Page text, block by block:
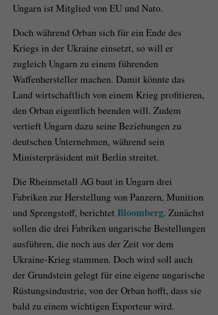
Ungarn ist Mitglied von EU und Nato.
Doch während Orban sich für ein Ende des
Kriegs in der Ukraine einsetzt, so will er
zugleich Ungarn zu einem führenden
Waffenhersteller machen. Damit könnte das
Land wirtschaftlich von einem Krieg profitieren,
den Orban eigentlich beenden will. Zudem
vertieft Ungarn dazu seine Beziehungen zu
deutschen Unternehmen, während sein
Ministerpräsident mit Berlin streitet.
Die Rheinmetall AG baut in Ungarn drei
Fabriken zur Herstellung von Panzern, Munition
und Sprengstoff, berichtet Bloomberg. Zunächst
sollen die drei Fabriken ungarische Bestellungen
ausführen, die noch aus der Zeit vor dem
Ukraine-Krieg stammen. Doch wird soll auch
der Grundstein gelegt für eine eigene ungarische
Rüstungsindustrie, von der Orban hofft, dass sie
bald zu einem wichtigen Exporteur wird.